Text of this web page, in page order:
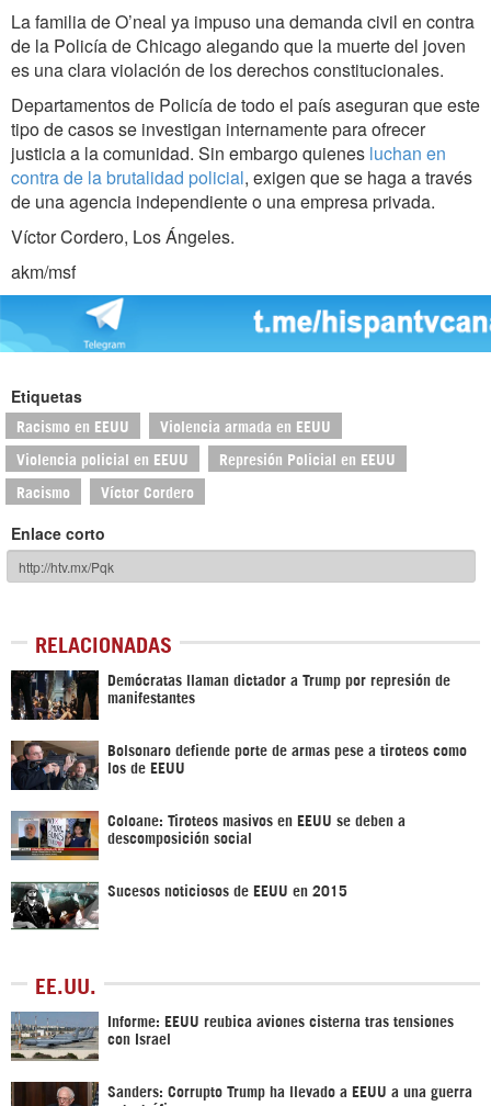
La familia de O’neal ya impuso una demanda civil en contra
de la Policía de Chicago alegando que la muerte del joven
es una clara violación de los derechos constitucionales.
Departamentos de Policía de todo el país aseguran que este
tipo de casos se investigan internamente para ofrecer
justicia a la comunidad. Sin embargo quienes luchan en
contra de la brutalidad policial, exigen que se haga a través
de una agencia independiente o una empresa privada.
Víctor Cordero, Los Ángeles.
akm/msf
Etiquetas
Racismo en EEUU Violencia armada en EEUU
Violencia policial en EEUU Represión Policial en EEUU
Racismo Víctor Cordero
Enlace corto
RELACIONADAS
Demócratas llaman dictador a Trump por represión de
manifestantes
Bolsonaro defiende porte de armas pese a tiroteos como
los de EEUU
Coloane: Tiroteos masivos en EEUU se deben a
descomposición social
Sucesos noticiosos de EEUU en 2015
EE.UU.
Informe: EEUU reubica aviones cisterna tras tensiones
con Israel
Sanders: Corrupto Trump ha llevado a EEUU a una guerra